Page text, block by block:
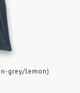
grey/lemon)